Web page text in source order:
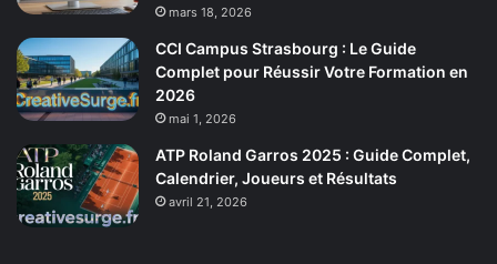
mars 18, 2026
CCI Campus Strasbourg : Le Guide
Complet pour Réussir Votre Formation en
2026
mai 1, 2026
ATP Roland Garros 2025 : Guide Complet,
Calendrier, Joueurs et Résultats
avril 21, 2026